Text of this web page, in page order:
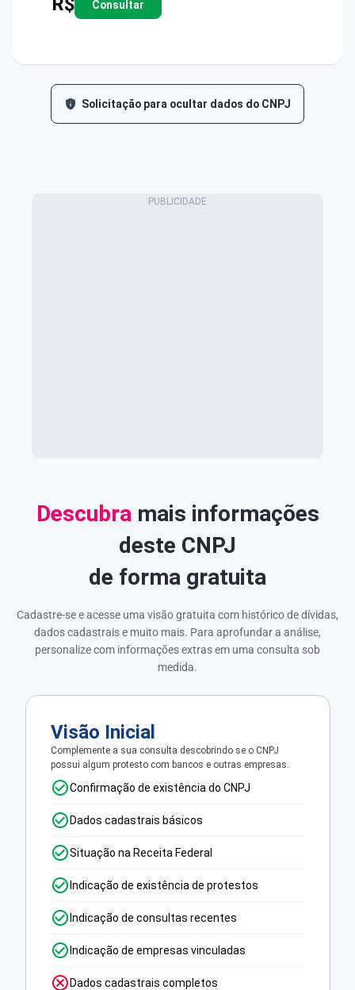
Consultar
Solicitação para ocultar dados do CNPJ
Descubramais informações
deste CNPJ
de forma gratuita
Cadastre-se e acesse uma visão gratuita com histórico de dívidas,
dados cadastrais e muito mais. Para aprofundar a análise,
personalize com informações extras em uma consulta sob
medida.
Visão Inicial
Complemente a sua consulta descobrindo se o CNPJ
possui algum protesto com bancos e outras empresas.
Confirmação de existência do CNPJ
Dados cadastrais básicos
Situação na Receita Federal
Indicação de existência de protestos
Indicação de consultas recentes
Indicação de empresas vinculadas
Dados cadastrais completos